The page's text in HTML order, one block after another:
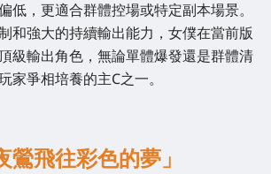
低，更適合群體控場或特定副本場景。
和強大的持續輸出能力，女僕在當前版
級輸出角色，無論單體爆發還是群體清
家爭相培養的主C之一。
飛往彩色的夢」